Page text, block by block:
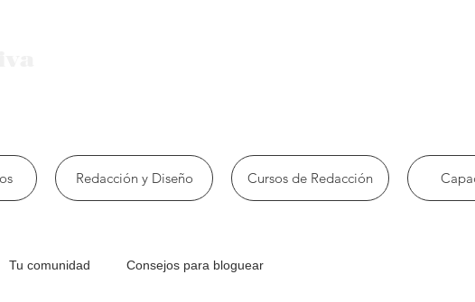
Tu comunidad Consejos para bloguear
Redacción y Diseño Cursos de Redacción